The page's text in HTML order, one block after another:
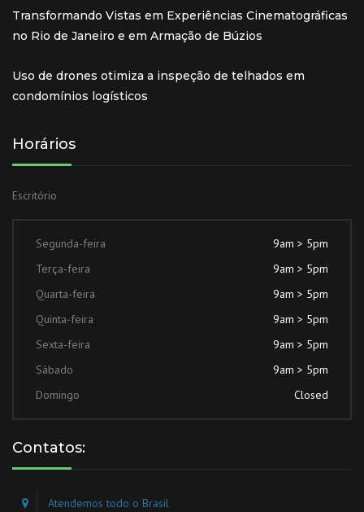
Transformando Vistas em Experiências Cinematográficas
no Rio de Janeiro e em Armação de Búzios
Uso de drones otimiza a inspeção de telhados em
condomínios logísticos
Horários
Escritório
Segunda-feira
9am > 5pm
Terça-feira
9am > 5pm
Quarta-feira
9am > 5pm
Quinta-feira
9am > 5pm
Sexta-feira
9am > 5pm
Sábado
9am > 5pm
Domingo
Closed
Contatos:
Atendemos todo o Brasil